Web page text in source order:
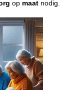
op maat nodig.